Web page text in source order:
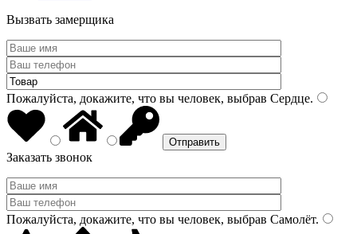
Вызвать замерщика
Пожалуйста, докажите, что вы человек, выбрав Сердце.
Заказать звонок
Пожалуйста, докажите, что вы человек, выбрав Самолёт.